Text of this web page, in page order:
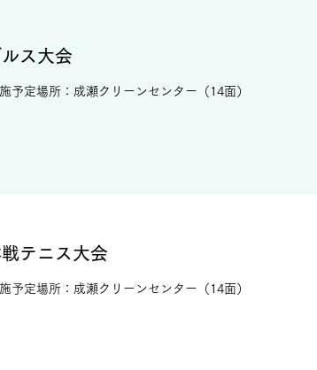
ス大会
予定場所：成瀬クリーンセンター（14面）
テニス大会
予定場所：成瀬クリーンセンター（14面）